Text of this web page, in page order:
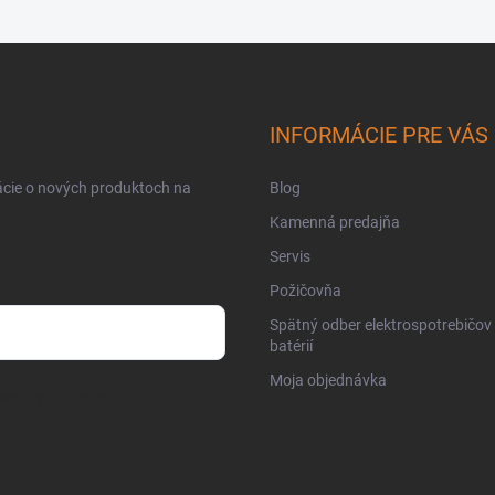
o nových produktoch na
INFORMÁCIE PRE VÁS
Blog
Kamenná predajňa
Servis
Požičovňa
Spätný odber elektrospotrebičov
batérií
Moja objednávka